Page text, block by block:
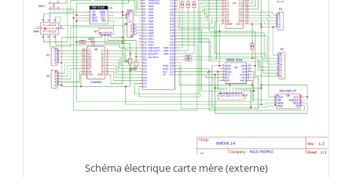
Schéma électrique carte mère (externe)